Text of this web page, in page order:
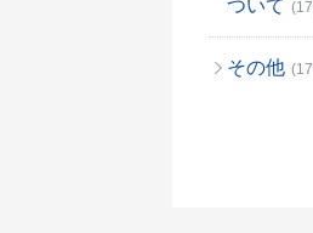
ついて
その他